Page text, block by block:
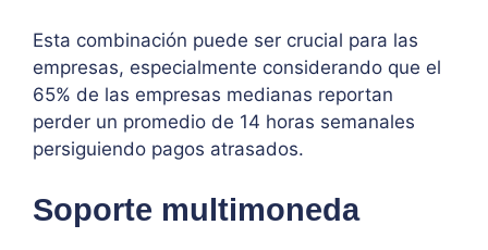
Esta combinación puede ser crucial para las
empresas, especialmente considerando que el
65% de las empresas medianas reportan
perder un promedio de 14 horas semanales
persiguiendo pagos atrasados.
Soporte multimoneda